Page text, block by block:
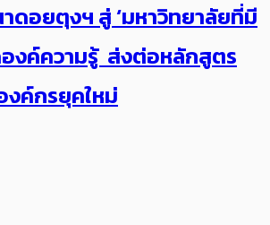
ดอยตุงฯ สู่ ‘มหาวิทยาลัยที่มี
งค์ความรู้ ส่งต่อหลักสูตร
งค์กรยุคใหม่